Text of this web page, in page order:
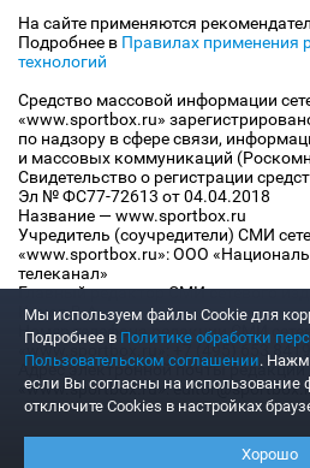
На сайте применяются
Подробнее в Правилах применения
технологий
Средство массовой информации
«www.sportbox.ru»
по надзору в сфере связи,
и массовых коммуникаций
Свидетельство о регистрации
Эл № ФС77-72613 от 04.04.2018
Название — www.sportbox.ru
Учредитель (соучредители) СМИ
«www.sportbox.ru»: ООО
телеканал»
Главный редактор СМИ сетевого
Конов В.А.
Номер телефона редакции СМИ
«www.sportbox.ru»: +7 (495) 653 8419
Адрес электронной почты
«www.sportbox.ru»:
Мы используем файлы Сookie для
Подробнее в Политике обработки
Пользовательском соглашении.
если Вы согласны на использование
отключите Cookies в настройках
Хорошо